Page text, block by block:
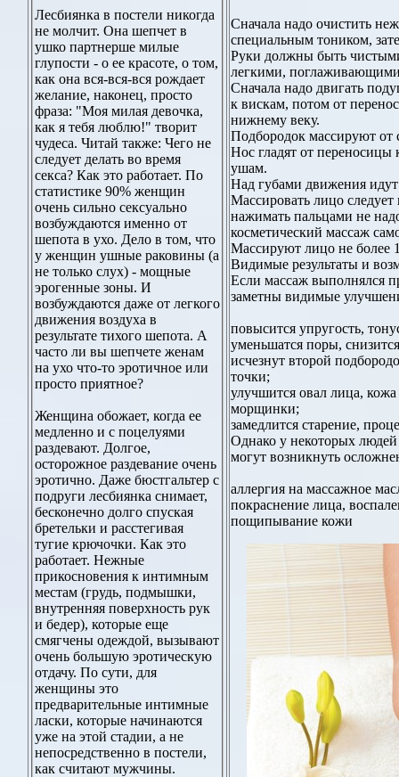
Лесбиянка в постели никогда
не молчит. Она шепчет в
ушко партнерше милые
глупости - о ее красоте, о том,
как она вся-вся-вся рождает
желание, наконец, просто
фраза: "Моя милая девочка,
как я тебя люблю!" творит
чудеса. Читай также: Чего не
следует делать во время
секса? Как это работает. По
статистике 90% женщин
очень сильно сексуально
возбуждаются именно от
шепота в ухо. Дело в том, что
у женщин ушные раковины (а
не только слух) - мощные
эрогенные зоны. И
возбуждаются даже от легкого
движения воздуха в
результате тихого шепота. А
часто ли вы шепчете женам
на ухо что-то эротичное или
просто приятное?
Женщина обожает, когда ее
медленно и с поцелуями
раздевают. Долгое,
осторожное раздевание очень
эротично. Даже бюстгальтер с
подруги лесбиянка снимает,
бесконечно долго спуская
бретельки и расстегивая
тугие крючочки. Как это
работает. Нежные
прикосновения к интимным
местам (грудь, подмышки,
внутренняя поверхность рук
и бедер), которые еще
смягчены одеждой, вызывают
очень большую эротическую
отдачу. По сути, для
женщины это
предварительные интимные
ласки, которые начинаются
уже на этой стадии, а не
непосредственно в постели,
как считают мужчины.
Сначала надо очистить
специальным тоником,
Руки должны быть
легкими,
Сначала надо двигать
к вискам, потом от
нижнему веку.
Подбородок массируют от
Нос гладят от
ушам.
Над губами движения
Массировать лицо
нажимать пальцами не
косметический массаж
Массируют лицо не более
Видимые результаты и
Если массаж выполнялся
заметны видимые
повысится упругость,
уменьшатся поры,
исчезнут второй
точки;
улучшится овал лица, кожа
морщинки;
замедлится старение,
Однако у некоторых людей
могут возникнуть
аллергия на массажное
покраснение лица,
пощипывание кожи